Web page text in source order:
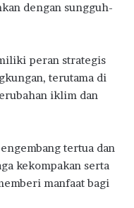
dengan sungguh-
peran strategis
terutama di
iklim dan
tertua dan
kekompakan serta
manfaat bagi